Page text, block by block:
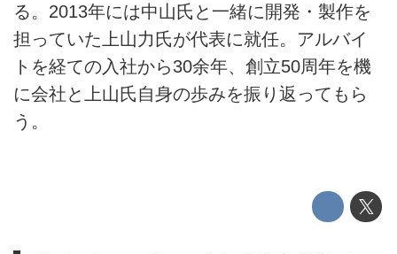
る。2013年には中山氏と一緒に開発・製作を
担っていた上山力氏が代表に就任。アルバイ
トを経ての入社から30余年、創立50周年を機
に会社と上山氏自身の歩みを振り返ってもら
う。